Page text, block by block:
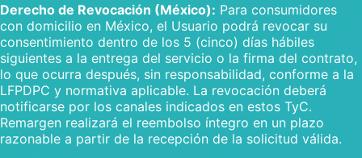
Derecho de Revocación (México): Para consumidores
con domicilio en México, el Usuario podrá revocar su
consentimiento dentro de los 5 (cinco) días hábiles
siguientes a la entrega del servicio o la firma del contrato,
lo que ocurra después, sin responsabilidad, conforme a la
LFPDPC y normativa aplicable. La revocación deberá
notificarse por los canales indicados en estos TyC.
Remargen realizará el reembolso íntegro en un plazo
razonable a partir de la recepción de la solicitud válida.